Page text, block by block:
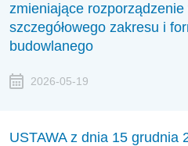
zmieniające
szczegółowego zakresu i
budowlanego
2026-05-19
USTAWA z dnia 15 grudnia